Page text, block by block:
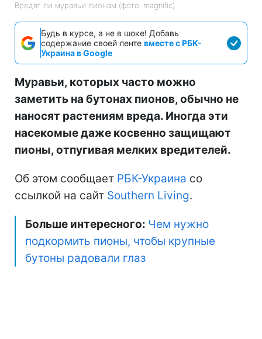
Вредят ли муравьи пионам (фото: magnific)
Будь в курсе, а не в шоке! Добавь
содержание своей ленте вместе с РБК-
Украина в Google
Муравьи, которых часто можно
заметить на бутонах пионов, обычно не
наносят растениям вреда. Иногда эти
насекомые даже косвенно защищают
пионы, отпугивая мелких вредителей.
Об этом сообщает РБК-Украина со
ссылкой на сайт Southern Living.
Больше интересного: Чем нужно
подкормить пионы, чтобы крупные
бутоны радовали глаз